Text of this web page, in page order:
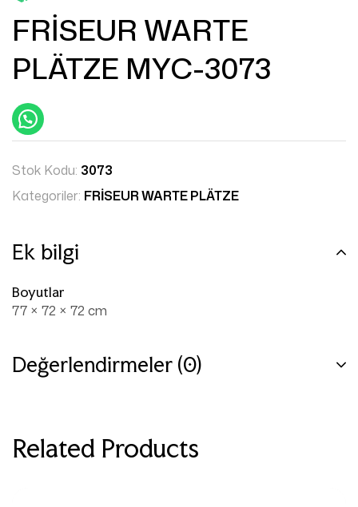
FRİSEUR WARTE
PLÄTZE MYC-3073
Stok Kodu: 3073
Kategoriler: FRİSEUR WARTE PLÄTZE
Ek bilgi
Boyutlar
77 × 72 × 72 cm
Değerlendirmeler (0)
Related Products